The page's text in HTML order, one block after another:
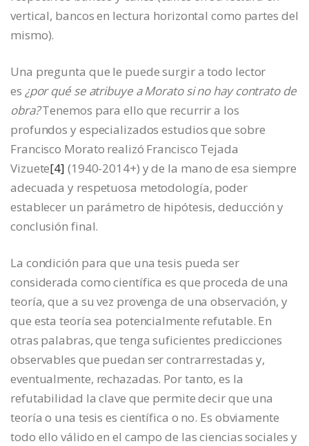
vertical, bancos en lectura horizontal como partes del
mismo).
Una pregunta que le puede surgir a todo lector
es ¿por qué se atribuye a Morato si no hay contrato de
obra?Tenemos para ello que recurrir a los
profundos y especializados estudios que sobre
Francisco Morato realizó Francisco Tejada
Vizuete[4] (1940-2014+) y de la mano de esa siempre
adecuada y respetuosa metodología, poder
establecer un parámetro de hipótesis, deducción y
conclusión final.
La condición para que una tesis pueda ser
considerada como científica es que proceda de una
teoría, que a su vez provenga de una observación, y
que esta teoría sea potencialmente refutable. En
otras palabras, que tenga suficientes predicciones
observables que puedan ser contrarrestadas y,
eventualmente, rechazadas. Por tanto, es la
refutabilidad la clave que permite decir que una
teoría o una tesis es científica o no. Es obviamente
todo ello válido en el campo de las ciencias sociales y